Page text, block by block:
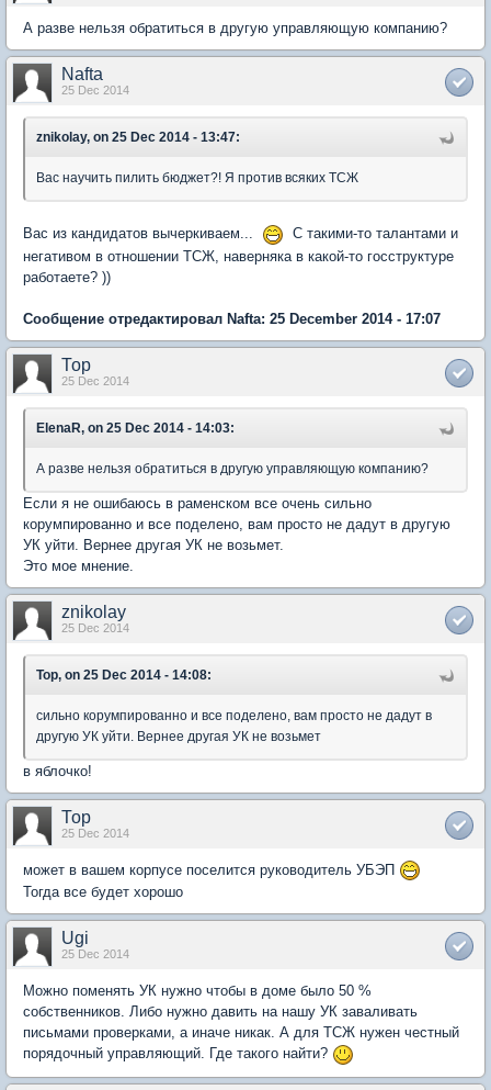
А разве нельзя обратиться в другую управляющую компанию?
Nafta
25 Dec 2014
znikolay, on 25 Dec 2014 - 13:47:
Вас научить пилить бюджет?! Я против всяких ТСЖ
Вас из кандидатов вычеркиваем...
С такими-то талантами и
негативом в отношении ТСЖ, наверняка в какой-то госструктуре
работаете? ))
Сообщение отредактировал Nafta: 25 December 2014 - 17:07
Тор
25 Dec 2014
ElenaR, on 25 Dec 2014 - 14:03:
А разве нельзя обратиться в другую управляющую компанию?
Если я не ошибаюсь в раменском все очень сильно
корумпированно и все поделено, вам просто не дадут в другую
УК уйти. Вернее другая УК не возьмет.
Это мое мнение.
znikolay
25 Dec 2014
Тор, on 25 Dec 2014 - 14:08:
сильно корумпированно и все поделено, вам просто не дадут в
другую УК уйти. Вернее другая УК не возьмет
в яблочко!
Тор
25 Dec 2014
может в вашем корпусе поселится руководитель УБЭП
Тогда все будет хорошо
Ugi
25 Dec 2014
Можно поменять УК нужно чтобы в доме было 50 %
собственников. Либо нужно давить на нашу УК заваливать
письмами проверками, а иначе никак. А для ТСЖ нужен честный
порядочный управляющий. Где такого найти?